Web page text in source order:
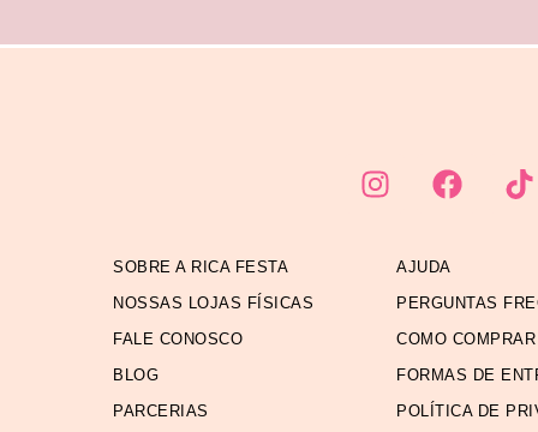
SOBRE A RICA FESTA
NOSSAS LOJAS FÍSICAS
FALE CONOSCO
BLOG
PARCERIAS
AJUDA
PERGUNTAS
COMO COMPRAR
FORMAS DE
POLÍTICA DE